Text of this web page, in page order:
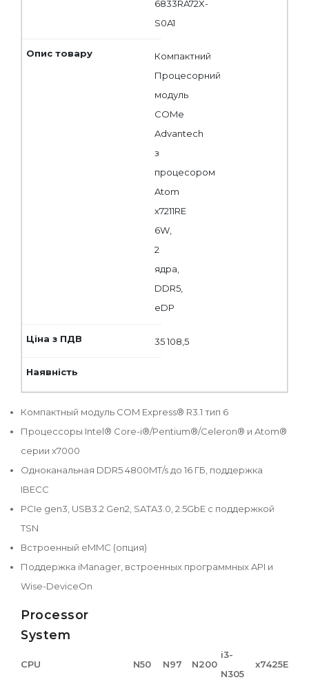
6833RA72X-
S0A1
Компактний
Процесорний
модуль
COMe
Advantech
з
процесором
Atom
x7211RE
6W,
2
ядра,
DDR5,
eDP
35 108,5
Компактный модуль COM Express® R3.1 тип 6
Процессоры Intel® Core-i®/Pentium®/Celeron® и Atom®
серии x7000
Одноканальная DDR5 4800MT/s до 16 ГБ, поддержка
IBECC
PCIe gen3, USB3.2 Gen2, SATA3.0, 2.5GbE с поддержкой
TSN
Встроенный eMMC (опция)
Поддержка iManager, встроенных программных API и
Wise-DeviceOn
Processor
System
CPU N50 N97 N200
i3-
N305
x7425E